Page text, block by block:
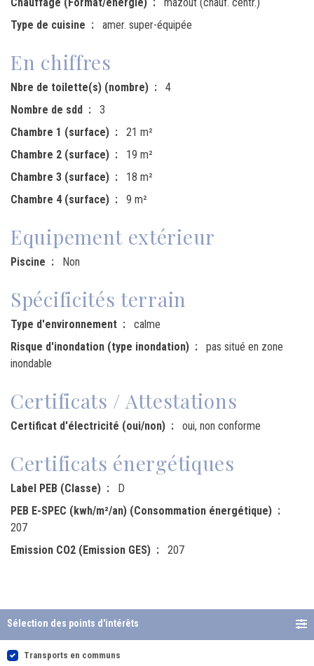
Type de cuisine
amer. super-équipée
En chiffres
Nbre de toilette(s) (nombre)
4
Nombre de sdd
3
Chambre 1 (surface)
21 m²
Chambre 2 (surface)
19 m²
Chambre 3 (surface)
18 m²
Chambre 4 (surface)
9 m²
Equipement extérieur
Piscine Non
Spécificités terrain
Type d'environnement
calme
Risque d'inondation (type inondation)
pas situé en zone
inondable
Certificats / Attestations
Certificat d'électricité (oui/non) oui, non conforme
Certificats énergétiques
Label PEB (Classe)
D
PEB E-SPEC (kwh/m²/an) (Consommation énergétique)
207
Emission CO2 (Emission GES)
207
Sélection des points d'intérêts
Transports en communs